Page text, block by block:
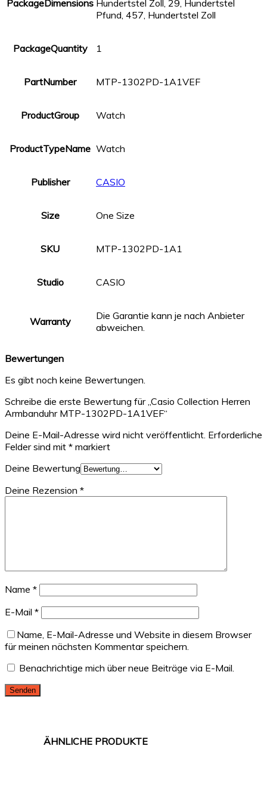
PackageDimensions Hundertstel Zoll, 29, Hundertstel
Pfund, 457, Hundertstel Zoll
PackageQuantity 1
PartNumber MTP-1302PD-1A1VEF
ProductGroup Watch
ProductTypeName Watch
Publisher CASIO
Size One Size
SKU MTP-1302PD-1A1
Studio CASIO
Warranty
Die Garantie kann je nach Anbieter
abweichen.
Bewertungen
Es gibt noch keine Bewertungen.
Schreibe die erste Bewertung für „Casio Collection Herren
Armbanduhr MTP-1302PD-1A1VEF“
Deine E-Mail-Adresse wird nicht veröffentlicht. Erforderliche
Felder sind mit * markiert
Deine Bewertung
Deine Rezension *
Name *
E-Mail *
Name, E-Mail-Adresse und Website in diesem Browser
für meinen nächsten Kommentar speichern.
Benachrichtige mich über neue Beiträge via E-Mail.